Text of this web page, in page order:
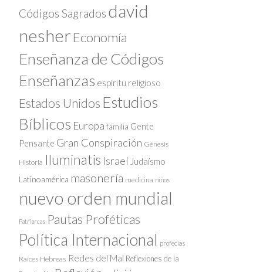
Códigos Sagrados david
nesher Economía
Enseñanza de Códigos
Enseñanzas espíritu religioso
Estados Unidos Estudios
Bíblicos Europa familia Gente
Pensante Gran Conspiración Génesis
Historia Iluminatis Israel Judaísmo
Latinoamérica masonería medicina niños
nuevo orden mundial
Patriarcas Pautas Proféticas
Política Internacional profecías
Raíces Hebreas Redes del Mal Reflexiones de la